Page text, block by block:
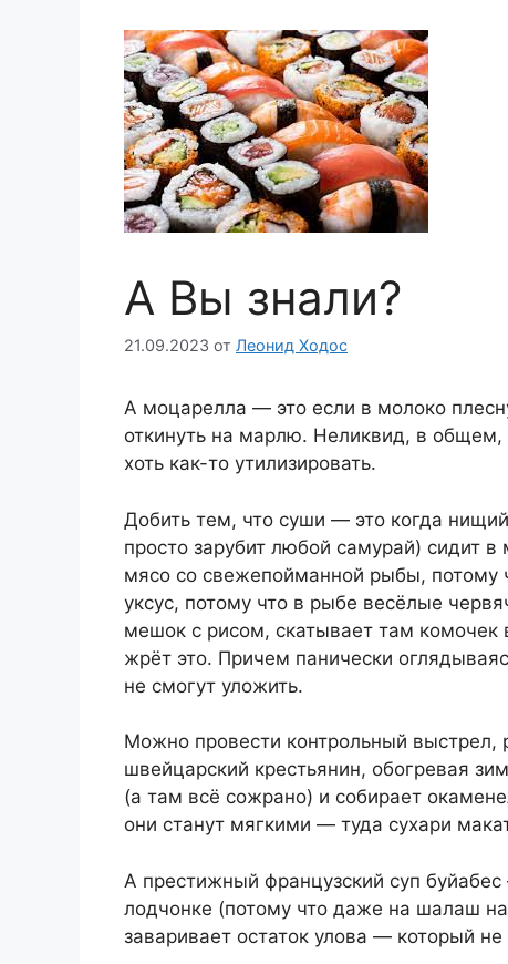
А Вы знали?
21.09.2023 от Леонид Ходос
А моцарелла — это если в молоко
откинуть на марлю. Неликвид, в
хоть как-то утилизировать.
Добить тем, что суши — это когда
просто зарубит любой самурай) сидит
мясо со свежепойманной рыбы, потому
уксус, потому что в рыбе весёлые
мешок с рисом, скатывает там комочек
жрёт это. Причем панически
не смогут уложить.
Можно провести контрольный выстрел,
швейцарский крестьянин, обогревая
(а там всё сожрано) и собирает
они станут мягкими — туда сухари
А престижный французский суп
лодчонке (потому что даже на шалаш
заваривает остаток улова — который